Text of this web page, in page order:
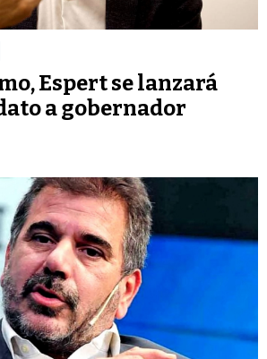
Espert se lanzará
a gobernador